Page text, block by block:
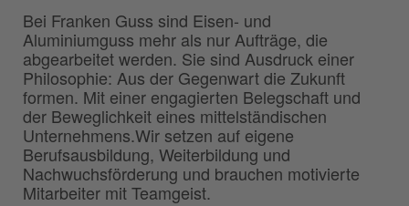
Bei Franken Guss sind Eisen- und
Aluminiumguss mehr als nur Aufträge, die
abgearbeitet werden. Sie sind Ausdruck einer
Philosophie: Aus der Gegenwart die Zukunft
formen. Mit einer engagierten Belegschaft und
der Beweglichkeit eines mittelständischen
Unternehmens.Wir setzen auf eigene
Berufsausbildung, Weiterbildung und
Nachwuchsförderung und brauchen motivierte
Mitarbeiter mit Teamgeist.